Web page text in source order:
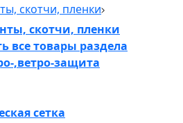
скотчи, пленки
скотчи, пленки
все товары раздела
,ветро-защита
сетка